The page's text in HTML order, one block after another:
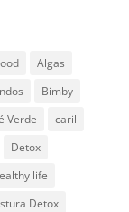
Algas
Bimby
Verde
caril
Detox
life
Detox